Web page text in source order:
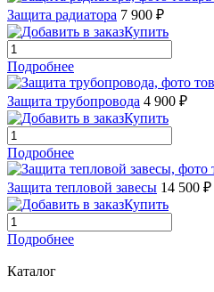
Защита радиатора 7 900 ₽
Купить
Подробнее
Защита трубопровода 4 900 ₽
Купить
Подробнее
Защита тепловой завесы 14 500 ₽
Купить
Подробнее
Каталог